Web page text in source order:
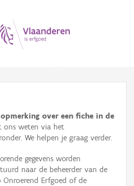
over een fiche in de
ons weten via het
We helpen je graag verder.
gegevens worden
naar de beheerder van de
Onroerend Erfgoed of de